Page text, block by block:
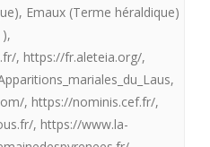
, Emaux (Terme héraldique)
,
, https://fr.aleteia.org/,
,
, https://nominis.cef.fr/,
, https://www.la-